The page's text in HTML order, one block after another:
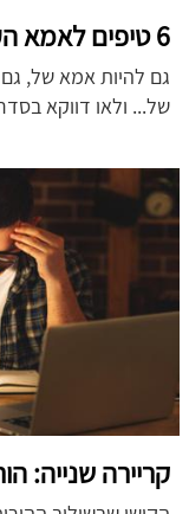
6 טיפים לאמא העצמאית
גם להיות אמא של,
של... ולאו דווקא
קריירה שנייה: